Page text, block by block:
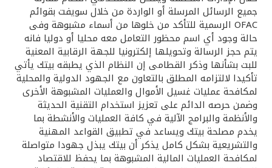
مملكة البحرين
جميع الرسائل المرسلة أو الواردة من خلال سويفت بقوائم
OFAC الرسمية للتأكد من خلوها من أسماء مشبوهة وفى
حالة وجود أي اسم محظور التعامل معه محليا أو دوليا فانه
يتم حجز الرسالة وتحويلها إلكترونيا للجهة الرقابية المعنية
للبت بشأنها وذكر القطامى إن النظام الذي يطبقه بيتك يأتي
تأكيدا لالتزامه المطلق بالتعاون مع الجهود الدولية والمحلية
لمكافحة عمليات غسيل الأموال والعمليات المشبوهة الأخرى
وضمن حرصه الدائم على تعزيز استخدام التقنية الحديثة
والأنظمة والبرامج الآلية في كافة العمليات والأنشطة بما
يخدم مصلحة بيتك ويساعد في تطبيق القواعد المهنية
والتشريعية بشكل كامل يذكر أن بيتك يبذل جهودا متواصلة
لمكافحة العمليات المالية المشبوهة بما يحفظ للاقتصاد